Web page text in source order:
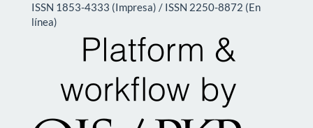
ISSN 1853-4333 (Impresa) / ISSN 2250-8872 (En
línea)